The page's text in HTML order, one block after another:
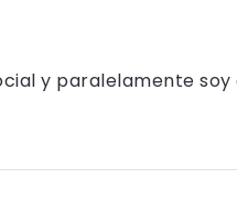
y paralelamente